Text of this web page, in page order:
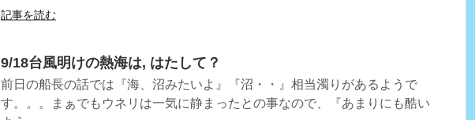
記事を読む
9/18台風明けの熱海は, はたして？
前日の船長の話では『海、沼みたいよ』『沼・・』相当濁りがあるようで
す。。。まぁでもウネリは一気に静まったとの事なので、『あまりにも酷い